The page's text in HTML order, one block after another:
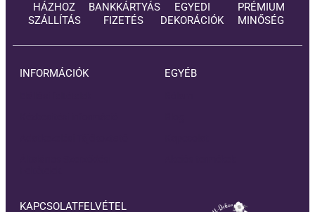
HÁZHOZ
SZÁLLÍTÁS
BANKKÁRTYÁS
FIZETÉS
EGYEDI
DEKORÁCIÓK
PRÉMIUM
MINŐSÉG
INFORMÁCIÓK EGYÉB
KAPCSOLATFELVÉTEL